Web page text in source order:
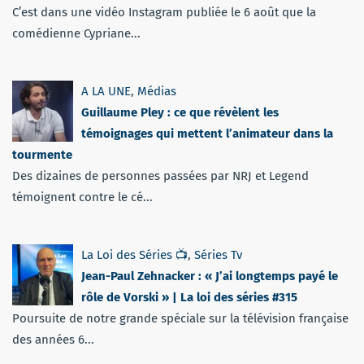
C’est dans une vidéo Instagram publiée le 6 août que la
comédienne Cypriane...
A LA UNE, Médias
Guillaume Pley : ce que révèlent les
témoignages qui mettent l’animateur dans la
tourmente
Des dizaines de personnes passées par NRJ et Legend
témoignent contre le cé...
La Loi des Séries 📺, Séries Tv
Jean-Paul Zehnacker : « J’ai longtemps payé le
rôle de Vorski » | La loi des séries #315
Poursuite de notre grande spéciale sur la télévision française
des années 6...